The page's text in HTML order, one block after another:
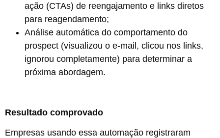
ação (CTAs) de reengajamento e links diretos
para reagendamento;
Análise automática do comportamento do
prospect (visualizou o e-mail, clicou nos links,
ignorou completamente) para determinar a
próxima abordagem.
Resultado comprovado
Empresas usando essa automação registraram